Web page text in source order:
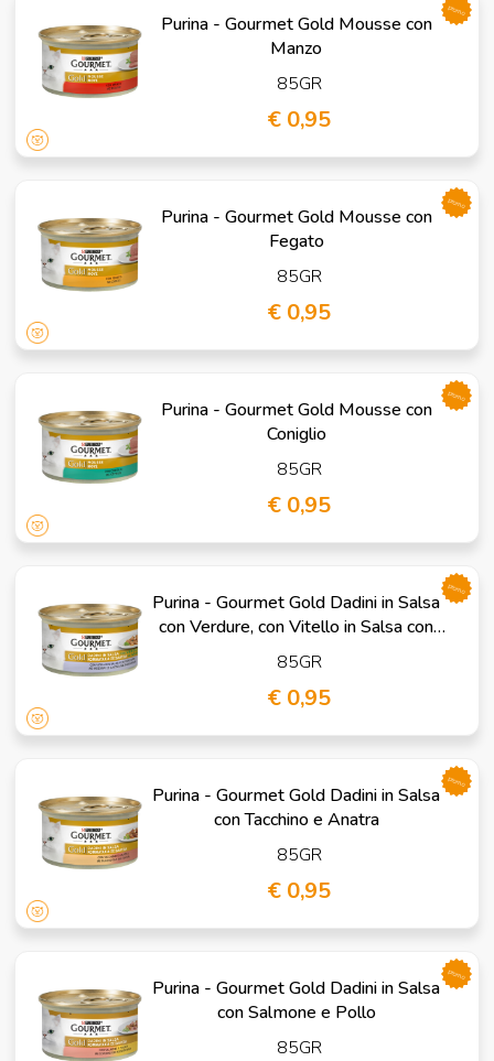
Purina - Gourmet Gold Mousse con
Manzo
85GR
€ 0,95
promo
Purina - Gourmet Gold Mousse con
Fegato
85GR
€ 0,95
promo
Purina - Gourmet Gold Mousse con
Coniglio
85GR
€ 0,95
promo
Purina - Gourmet Gold Dadini in Salsa
con Verdure, con Vitello in Salsa con
Verdure
85GR
€ 0,95
promo
Purina - Gourmet Gold Dadini in Salsa
con Tacchino e Anatra
85GR
€ 0,95
promo
Purina - Gourmet Gold Dadini in Salsa
con Salmone e Pollo
85GR
promo